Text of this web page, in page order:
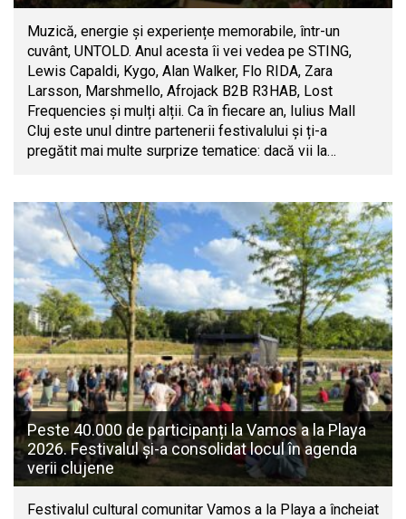
Muzică, energie și experiențe memorabile, într-un
cuvânt, UNTOLD. Anul acesta îi vei vedea pe STING,
Lewis Capaldi, Kygo, Alan Walker, Flo RIDA, Zara
Larsson, Marshmello, Afrojack B2B R3HAB, Lost
Frequencies și mulți alții. Ca în fiecare an, Iulius Mall
Cluj este unul dintre partenerii festivalului și ți-a
pregătit mai multe surprize tematice: dacă vii la…
Peste 40.000 de participanți la Vamos a la Playa
2026. Festivalul și-a consolidat locul în agenda
verii clujene
Festivalul cultural comunitar Vamos a la Playa a încheiat